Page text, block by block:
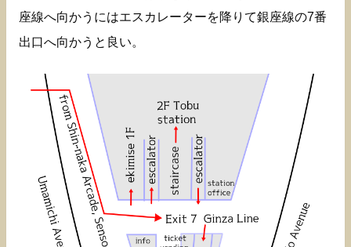
座線へ向かうにはエスカレーターを降りて銀座線の7番
出口へ向かうと良い。